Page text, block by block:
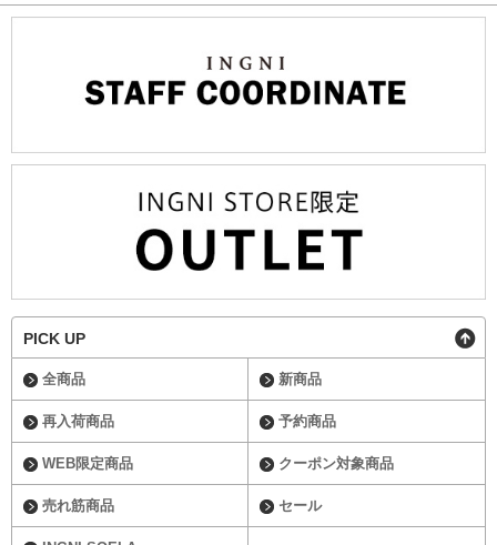
PICK UP
全商品 新商品
再入荷商品 予約商品
WEB限定商品 クーポン対象商品
売れ筋商品 セール